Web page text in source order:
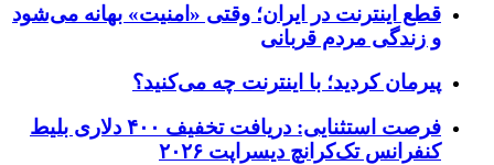
قطع اینترنت در ایران؛ وقتی «امنیت» بهانه می‌شود
و زندگی مردم قربانی
پیرمان کردید؛ با اینترنت چه می‌کنید؟
فرصت استثنایی: دریافت تخفیف ۴۰۰ دلاری بلیط
کنفرانس تک‌کرانچ دیسراپت ۲۰۲۶